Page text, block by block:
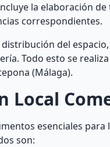
la elaboración
correspondientes.
del
Todo esto se
(Málaga).
Local
esenciales
son: